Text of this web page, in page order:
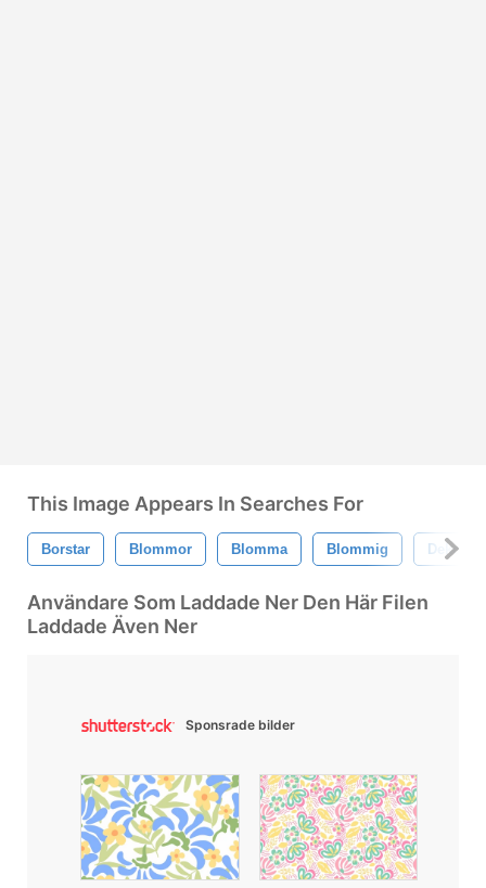
This Image Appears In Searches For
Borstar Blommor Blomma Blommig
Användare Som Laddade Ner Den Här Filen
Laddade Även Ner
Sponsrade bilder